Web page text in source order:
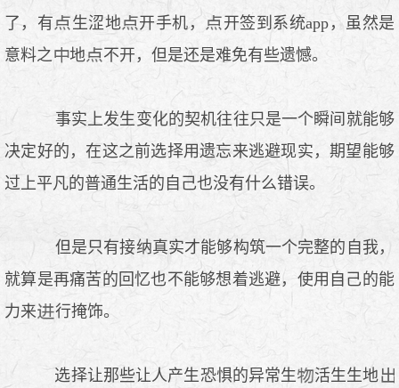
了，有
生涩地 开手机，
开签到系统app，虽然是
意料之
地 不开，但是还是难免有些遗憾。
事实上发生变化的契机往往只是一个瞬间就能够
决定好的，在这之前选择用遗忘来逃避现实，期望能够
过上平凡的普通生活的自己也没有什么错误。
但是只有接纳真实才能够构筑一个完整的自我，
就算是再痛苦的回忆也不能够想着逃避，使用自己的能
力来
行掩饰。
选择让那些让人产生恐惧的异常生
活生生地